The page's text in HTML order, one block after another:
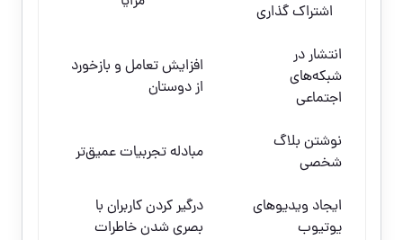
اشتراک گذاری
انتشار در
شبکه‌های
اجتماعی
افزایش تعامل و بازخورد
از دوستان
نوشتن بلاگ
شخصی
مبادله تجربیات عمیق‌تر
ایجاد ویدیوهای
یوتیوب
درگیر کردن کاربران با
بصری شدن خاطرات